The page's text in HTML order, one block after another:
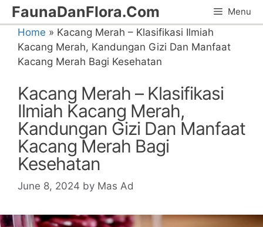
Skip
to
content
FaunaDanFlora.Com Menu
Home » Kacang Merah – Klasifikasi Ilmiah
Kacang Merah, Kandungan Gizi Dan Manfaat
Kacang Merah Bagi Kesehatan
Kacang Merah – Klasifikasi
Ilmiah Kacang Merah,
Kandungan Gizi Dan Manfaat
Kacang Merah Bagi
Kesehatan
June 8, 2024 by Mas Ad